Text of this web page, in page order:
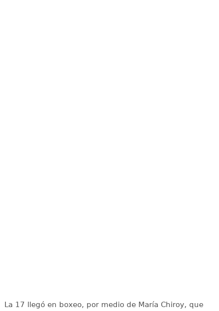
La 17 llegó en boxeo, por medio de María Chiroy, que